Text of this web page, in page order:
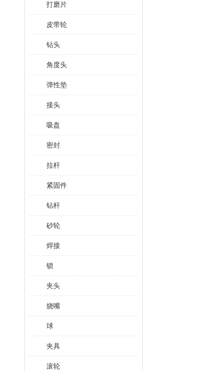
打磨片
皮带轮
钻头
角度头
弹性垫
接头
吸盘
密封
拉杆
紧固件
钻杆
砂轮
焊接
锁
夹头
烧嘴
球
夹具
滚轮